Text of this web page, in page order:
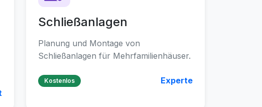
Schließanlagen
Planung und Montage von
Schließanlagen für Mehrfamilienhäuser.
Kostenlos Experte